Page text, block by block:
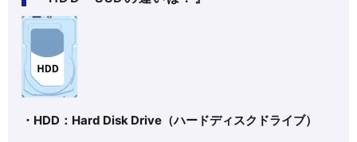
・HDD：Hard Disk Drive （ハードディスクドライブ）